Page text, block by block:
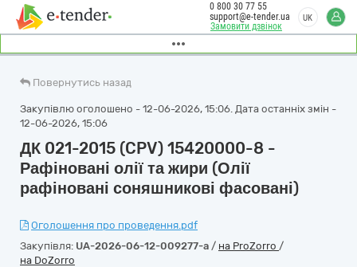
Замовити дзвінок
0 800 30 77 55
support@e-tender.ua
UK
Повернутись назад
Закупівлю оголошено - 12-06-2026, 15:06. Дата останніх змін -
12-06-2026, 15:06
ДК 021-2015 (CPV) 15420000-8 -
Рафіновані олії та жири (Олії
рафіновані соняшникові фасовані)
Оголошення про проведення.pdf
Закупівля: UA-2026-06-12-009277-a / на ProZorro /
на DoZorro